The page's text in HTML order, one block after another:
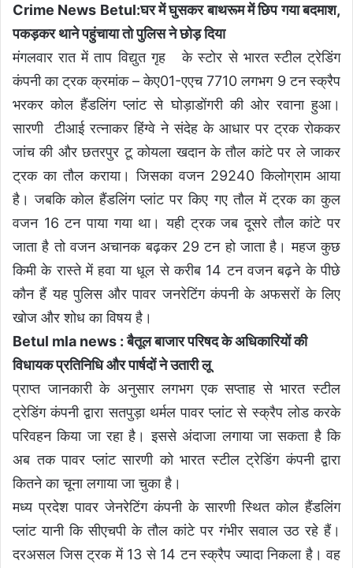
Crime News Betul:घर में घुसकर बाथरूम में छिप गया बदमाश,
पकड़कर थाने पहुंचाया तो पुलिस ने छोड़ दिया
मंगलवार रात में ताप विद्युत गृह के स्टोर से भारत स्टील ट्रेडिंग
कंपनी का ट्रक क्रमांक – केए01-एएच 7710 लगभग 9 टन स्क्रैप
भरकर कोल हैंडलिंग प्लांट से घोड़ाडोंगरी की ओर रवाना हुआ।
सारणी टीआई रत्नाकर हिंग्वे ने संदेह के आधार पर ट्रक रोककर
जांच की और छतरपुर टू कोयला खदान के तौल कांटे पर ले जाकर
ट्रक का तौल कराया। जिसका वजन 29240 किलोग्राम आया
है। जबकि कोल हैंडलिंग प्लांट पर किए गए तौल में ट्रक का कुल
वजन 16 टन पाया गया था। यही ट्रक जब दूसरे तौल कांटे पर
जाता है तो वजन अचानक बढ़कर 29 टन हो जाता है। महज कुछ
किमी के रास्ते में हवा या धूल से करीब 14 टन वजन बढ़ने के पीछे
कौन हैं यह पुलिस और पावर जनरेटिंग कंपनी के अफसरों के लिए
खोज और शोध का विषय है।
Betul mla news : बैतूल बाजार परिषद के अधिकारियों की
विधायक प्रतिनिधि और पार्षदों ने उतारी लू
प्राप्त जानकारी के अनुसार लगभग एक सप्ताह से भारत स्टील
ट्रेडिंग कंपनी द्वारा सतपुड़ा थर्मल पावर प्लांट से स्क्रैप लोड करके
परिवहन किया जा रहा है। इससे अंदाजा लगाया जा सकता है कि
अब तक पावर प्लांट सारणी को भारत स्टील ट्रेडिंग कंपनी द्वारा
कितने का चूना लगाया जा चुका है।
मध्य प्रदेश पावर जेनरेटिंग कंपनी के सारणी स्थित कोल हैंडलिंग
प्लांट यानी कि सीएचपी के तौल कांटे पर गंभीर सवाल उठ रहे हैं।
दरअसल जिस ट्रक में 13 से 14 टन स्क्रैप ज्यादा निकला है। वह